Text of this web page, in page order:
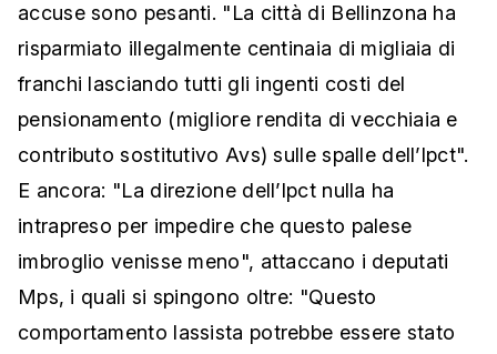
accuse sono pesanti. "La città di Bellinzona ha
risparmiato illegalmente centinaia di migliaia di
franchi lasciando tutti gli ingenti costi del
pensionamento (migliore rendita di vecchiaia e
contributo sostitutivo Avs) sulle spalle dell’Ipct".
E ancora: "La direzione dell’Ipct nulla ha
intrapreso per impedire che questo palese
imbroglio venisse meno", attaccano i deputati
Mps, i quali si spingono oltre: "Questo
comportamento lassista potrebbe essere stato